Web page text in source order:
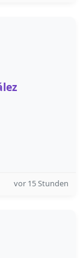
vor 15 Stunden